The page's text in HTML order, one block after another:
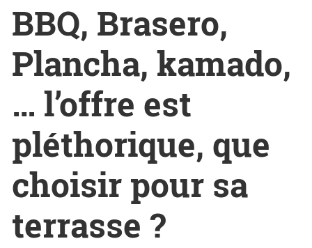
BBQ, Brasero,
Plancha, kamado,
… l’offre est
pléthorique, que
choisir pour sa
terrasse ?